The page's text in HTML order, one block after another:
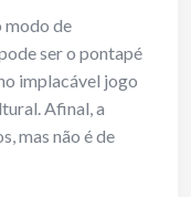
modo de
ser o pontapé
implacável jogo
Afinal, a
mas não é de